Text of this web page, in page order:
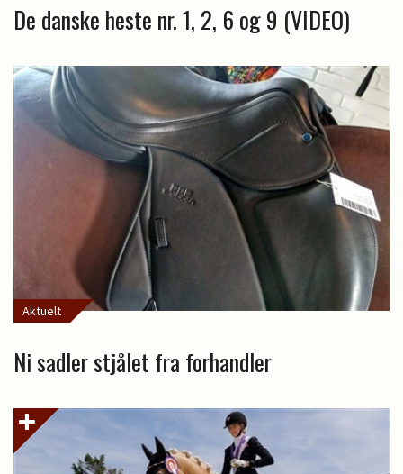
De danske heste nr. 1, 2, 6 og 9 (VIDEO)
Aktuelt
Ni sadler stjålet fra forhandler